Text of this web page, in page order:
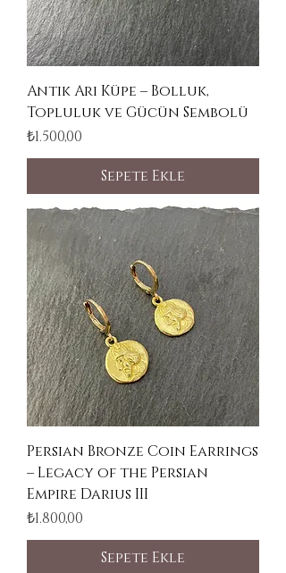
Antik Arı Küpe – Bolluk,
Topluluk ve Gücün Sembolü
Fiyat
₺1.500,00
Sepete Ekle
Persian Bronze Coin Earrings
– Legacy of the Persian
Empire Darius III
Fiyat
₺1.800,00
Sepete Ekle